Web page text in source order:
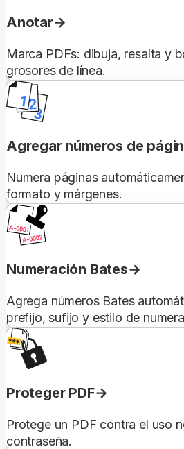
Anotar
Marca PDFs: dibuja, resalta y
grosores de línea.
Agregar números de
Numera páginas
formato y márgenes.
Numeración Bates
Agrega números Bates
prefijo, sufijo y estilo de
Proteger PDF
Protege un PDF contra el uso
contraseña.